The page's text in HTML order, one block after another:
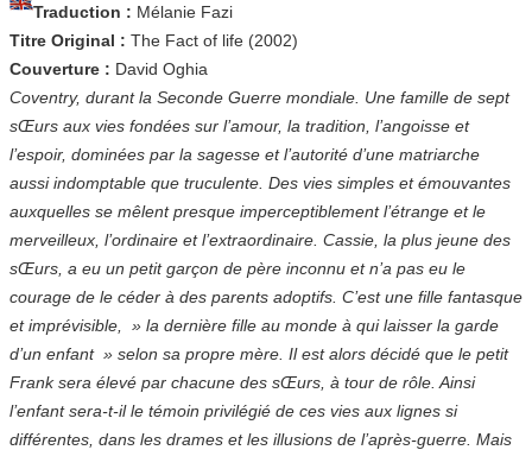
Traduction : Mélanie Fazi
Titre Original : The Fact of life (2002)
Couverture : David Oghia
Coventry, durant la Seconde Guerre mondiale. Une famille de sept
sŒurs aux vies fondées sur l’amour, la tradition, l’angoisse et
l’espoir, dominées par la sagesse et l’autorité d’une matriarche
aussi indomptable que truculente. Des vies simples et émouvantes
auxquelles se mêlent presque imperceptiblement l’étrange et le
merveilleux, l’ordinaire et l’extraordinaire. Cassie, la plus jeune des
sŒurs, a eu un petit garçon de père inconnu et n’a pas eu le
courage de le céder à des parents adoptifs. C’est une fille fantasque
et imprévisible, » la dernière fille au monde à qui laisser la garde
d’un enfant » selon sa propre mère. Il est alors décidé que le petit
Frank sera élevé par chacune des sŒurs, à tour de rôle. Ainsi
l’enfant sera-t-il le témoin privilégié de ces vies aux lignes si
différentes, dans les drames et les illusions de l’après-guerre. Mais